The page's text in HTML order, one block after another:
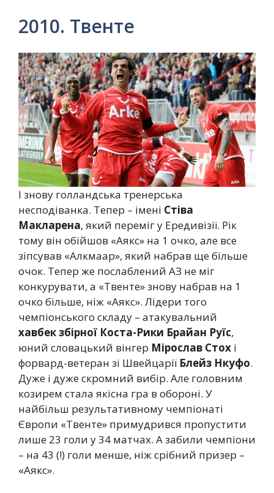
2010. Твенте
І знову голландська тренерська
несподіванка. Тепер – імені Стіва
Макларена, який переміг у Ередивізії. Рік
тому він обійшов «Аякс» на 1 очко, але все
зіпсував «Алкмаар», який набрав ще більше
очок. Тепер же послаблений АЗ не міг
конкурувати, а «Твенте» знову набрав на 1
очко більше, ніж «Аякс». Лідери того
чемпіонського складу – атакувальний
хавбек збірної Коста-Рики Брайан Руїс,
юний словацький вінгер Мірослав Стох і
форвард-ветеран зі Швейцарії Блейз Нкуфо.
Дуже і дуже скромний вибір. Але головним
козирем стала якісна гра в обороні. У
найбільш результативному чемпіонаті
Європи «Твенте» примудрився пропустити
лише 23 голи у 34 матчах. А забили чемпіони
– на 43 (!) голи менше, ніж срібний призер –
«Аякс».